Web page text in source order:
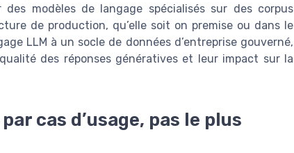
modèles de langage spécialisés sur des corpus
de production, qu’elle soit on premise ou dans le
LLM à un socle de données d’entreprise gouverné,
des réponses génératives et leur impact sur la
cas d’usage, pas le plus